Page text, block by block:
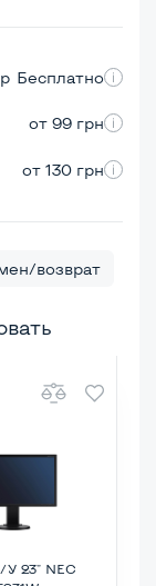
Бесплатно
от 99 грн
от 130 грн
возврат
23" NEC